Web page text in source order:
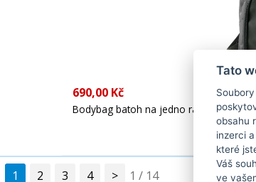
690,00 Kč
Bodybag batoh na jedno rameno ME-
1 2 3 4 > 1 / 14
Tato
obsahu
inzerci
které
Váš
ve